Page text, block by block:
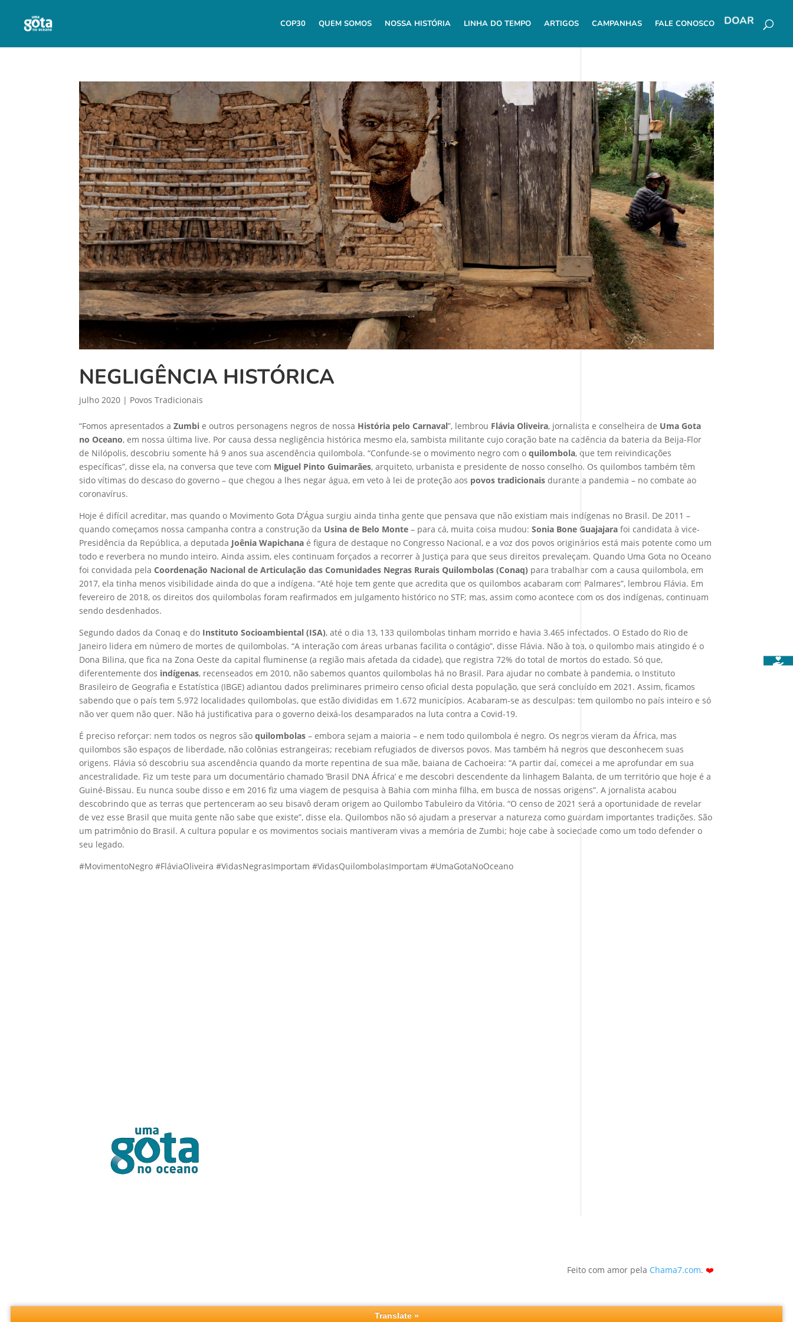
COP30 QUEM SOMOS NOSSA HISTÓRIA LINHA DO TEMPO ARTIGOS CAMPANHAS FALE CONOSCO DOAR
NEGLIGÊNCIA HISTÓRICA
julho 2020 | Povos Tradicionais
“Fomos apresentados aZumbi e outros personagens negros de nossa História pelo Carnaval”, lembrou Flávia Oliveira, jornalista e conselheira de Uma Gota
no Oceano, em nossa última live. Por causa dessa negligência histórica mesmo ela, sambista militante cujo coração bate na cadência da bateria da Beija-Flor
de Nilópolis, descobriu somente há 9 anos sua ascendência quilombola. “Confunde-se o movimento negro com oquilombola, que tem reivindicações
específicas”, disse ela, na conversa que teve com Miguel Pinto Guimarães, arquiteto, urbanista e presidente de nosso conselho. Os quilombos também têm
sido vítimas do descaso do governo – que chegou a lhes negar água, em veto à lei de proteção aos povos tradicionais durante a pandemia – no combate ao
coronavírus.
Hoje é difícil acreditar, mas quando o Movimento Gota D’Água surgiu ainda tinha gente que pensava que não existiam mais indígenas no Brasil. De 2011 –
quando começamos nossa campanha contra a construção da Usina de Belo Monte – para cá, muita coisa mudou: Sonia Bone Guajajara foi candidata à vice-
Presidência da República, a deputada Joênia Wapichana é figura de destaque no Congresso Nacional, e a voz dos povos originários está mais potente como um
todo e reverbera no mundo inteiro. Ainda assim, eles continuam forçados a recorrer à Justiça para que seus direitos prevaleçam. Quando Uma Gota no Oceano
foi convidada pelaCoordenação Nacional de Articulação das Comunidades Negras Rurais Quilombolas (Conaq) para trabalhar com a causa quilombola, em
2017, ela tinha menos visibilidade ainda do que a indígena. “Até hoje tem gente que acredita que os quilombos acabaram com Palmares”, lembrou Flávia. Em
fevereiro de 2018, os direitos dos quilombolas foram reafirmados em julgamento histórico no STF; mas, assim como acontece com os dos indígenas, continuam
sendo desdenhados.
Segundo dados da Conaq e do Instituto Socioambiental (ISA), até o dia 13, 133 quilombolas tinham morrido e havia 3.465 infectados. O Estado do Rio de
Janeiro lidera em número de mortes de quilombolas. “A interação com áreas urbanas facilita o contágio”, disse Flávia. Não à toa, o quilombo mais atingido é o
Dona Bilina, que fica na Zona Oeste da capital fluminense (a região mais afetada da cidade), que registra 72% do total de mortos do estado. Só que,
diferentemente dos indígenas, recenseados em 2010, não sabemos quantos quilombolas há no Brasil. Para ajudar no combate à pandemia, o Instituto
Brasileiro de Geografia e Estatística (IBGE) adiantou dados preliminares primeiro censo oficial desta população, que será concluído em 2021. Assim, ficamos
sabendo que o país tem 5.972 localidades quilombolas, que estão divididas em 1.672 municípios. Acabaram-se as desculpas: tem quilombo no país inteiro e só
não ver quem não quer. Não há justificativa para o governo deixá-los desamparados na luta contra a Covid-19.
É preciso reforçar: nem todos os negros sãoquilombolas – embora sejam a maioria – e nem todo quilombola é negro. Os negros vieram da África, mas
quilombos são espaços de liberdade, não colônias estrangeiras; recebiam refugiados de diversos povos. Mas também há negros que desconhecem suas
origens. Flávia só descobriu sua ascendência quando da morte repentina de sua mãe, baiana de Cachoeira: “A partir daí, comecei a me aprofundar em sua
ancestralidade. Fiz um teste para um documentário chamado ‘Brasil DNA África’ e me descobri descendente da linhagem Balanta, de um território que hoje é a
Guiné-Bissau. Eu nunca soube disso e em 2016 fiz uma viagem de pesquisa à Bahia com minha filha, em busca de nossas origens”. A jornalista acabou
descobrindo que as terras que pertenceram ao seu bisavô deram origem ao Quilombo Tabuleiro da Vitória. “O censo de 2021 será a oportunidade de revelar
de vez esse Brasil que muita gente não sabe que existe”, disse ela. Quilombos não só ajudam a preservar a natureza como guardam importantes tradições. São
um patrimônio do Brasil. A cultura popular e os movimentos sociais mantiveram vivas a memória de Zumbi; hoje cabe à sociedade como um todo defender o
seu legado.
#MovimentoNegro #FláviaOliveira #VidasNegrasImportam #VidasQuilombolasImportam #UmaGotaNoOceano
Feito com amor pela Chama7.com. ❤️